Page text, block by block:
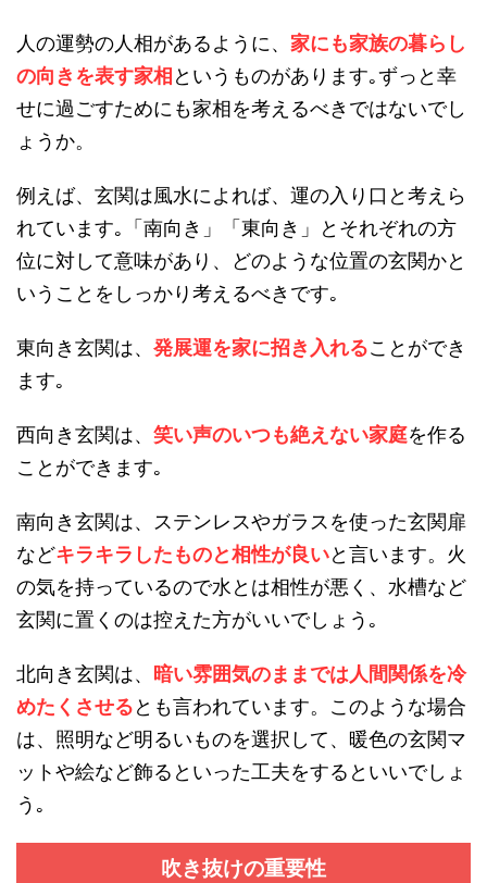
人の運勢の人相があるように、 家にも家族の暮らし
の向きを表す家相 というものがあります｡ずっと幸
せに過ごすためにも家相を考えるべきではないでし
ょうか。
例えば、玄関は風水によれば、運の入り口と考えら
れています｡「南向き」「東向き」とそれぞれの方
位に対して意味があり、どのような位置の玄関かと
いうことをしっかり考えるべきです｡
東向き玄関は、 発展運を家に招き入れることができ
ます｡
西向き玄関は、 笑い声のいつも絶えない家庭を作る
ことができます｡
南向き玄関は、ステンレスやガラスを使った玄関扉
などキラキラしたものと相性が良いと言います。火
の気を持っているので水とは相性が悪く、水槽など
玄関に置くのは控えた方がいいでしょう｡
北向き玄関は、 暗い雰囲気のままでは人間関係を冷
めたくさせるとも言われています。このような場合
は、照明など明るいものを選択して、暖色の玄関マ
ットや絵など飾るといった工夫をするといいでしょ
う｡
吹き抜けの重要性